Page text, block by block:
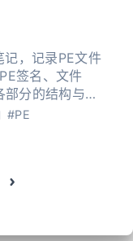
，记录PE文件
签名、文件
分的结构与作
#PE